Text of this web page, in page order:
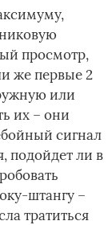
просмотр,
же первые 2
или
их – они
сигнал
подойдет ли в
штангу –
тратиться